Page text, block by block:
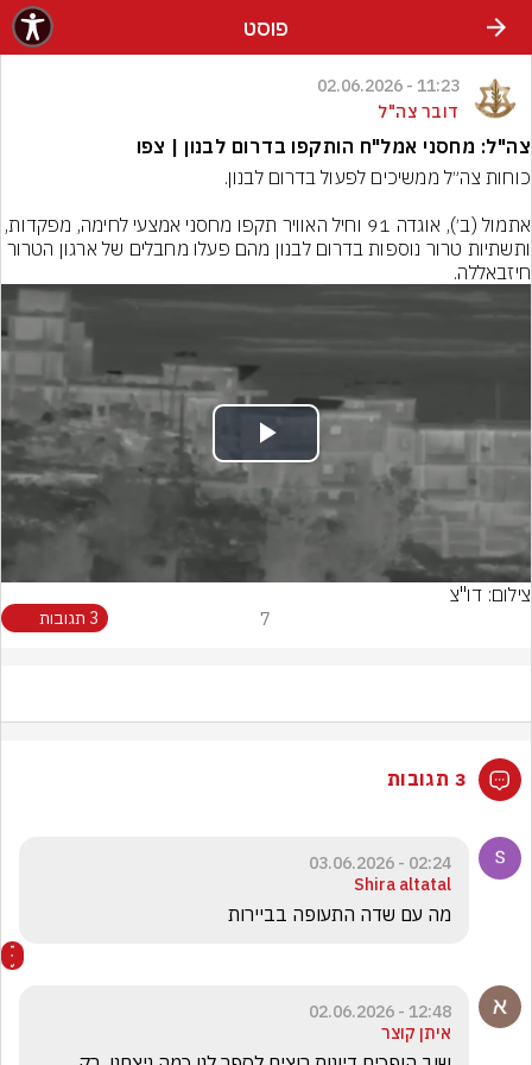
פוסט
11:23 - 02.06.2026
דובר צה"ל
צה"ל: מחסני אמל"ח הותקפו בדרום לבנון | צפו
חיזבאללה.
Play
Video
צילום: דו"צ
7 3 תגובות
3 תגובות
02:24 - 03.06.2026
Shira altatal
מה עם שדה התעופה בביירות
12:48 - 02.06.2026
איתן קוצר